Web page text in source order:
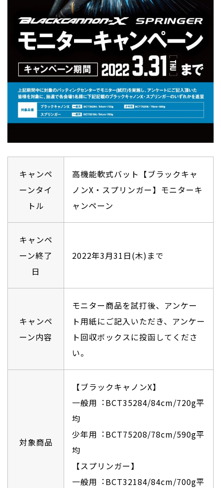
キャンペ
ーンタイ
トル
高機能軟式バット【ブラックキャ
ノンX・スプリンガー】モニターキ
ャンペーン
キャンペ
ーン終了
日
2022年3⽉31⽇(木)まで
キャンペ
ーン内容
モニター商品を試打後、アンケー
ト⽤紙にご記入いただき、アンケー
ト回収ボックスに投函してくださ
い。
対象商品
【ブラックキャノンX】
⼀般⽤︓BCT35284/84cm/720g平
均
少年⽤︓BCT75208/78cm/590g平
均
【スプリンガー】
⼀般⽤︓BCT32184/84cm/700g平